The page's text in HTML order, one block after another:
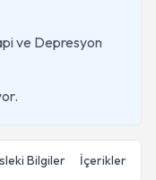
ve Depresyon
Bilgiler İçerikler